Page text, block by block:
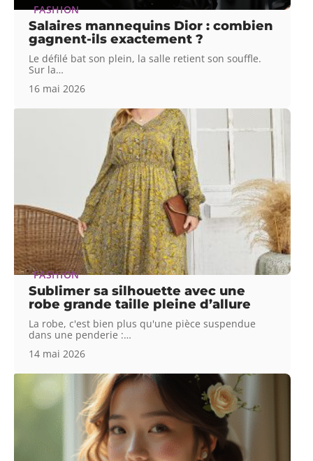
FASHION
Salaires mannequins Dior : combien
gagnent-ils exactement ?
Le défilé bat son plein, la salle retient son souffle.
Sur la…
16 mai 2026
FASHION
Sublimer sa silhouette avec une
robe grande taille pleine d’allure
La robe, c'est bien plus qu'une pièce suspendue
dans une penderie :…
14 mai 2026